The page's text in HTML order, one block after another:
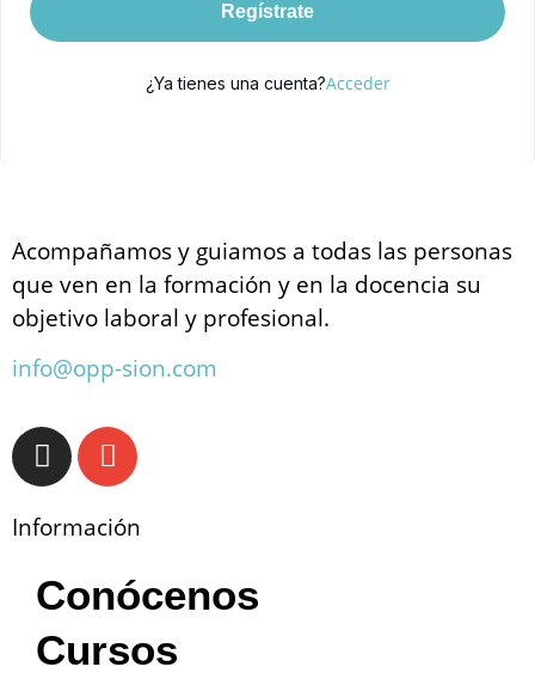
Regístrate
¿Ya tienes una cuenta?Acceder
Acompañamos y guiamos a todas las personas
que ven en la formación y en la docencia su
objetivo laboral y profesional.
info@opp-sion.com
Información
Conócenos
Cursos